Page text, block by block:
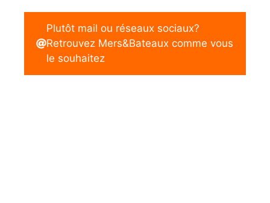
Plutôt mail ou réseaux sociaux?
Retrouvez Mers&Bateaux comme vous
le souhaitez